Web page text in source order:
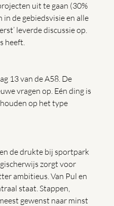
uit te gaan (30%
de gebiedsvisie en alle
leverde discussie op.
heeft.
13 van de A58. De
vragen op. Eén ding is
op het type
de drukte bij sportpark
zorgt voor
ambitieus. Van Pul en
staat. Stappen,
gewenst naar minst